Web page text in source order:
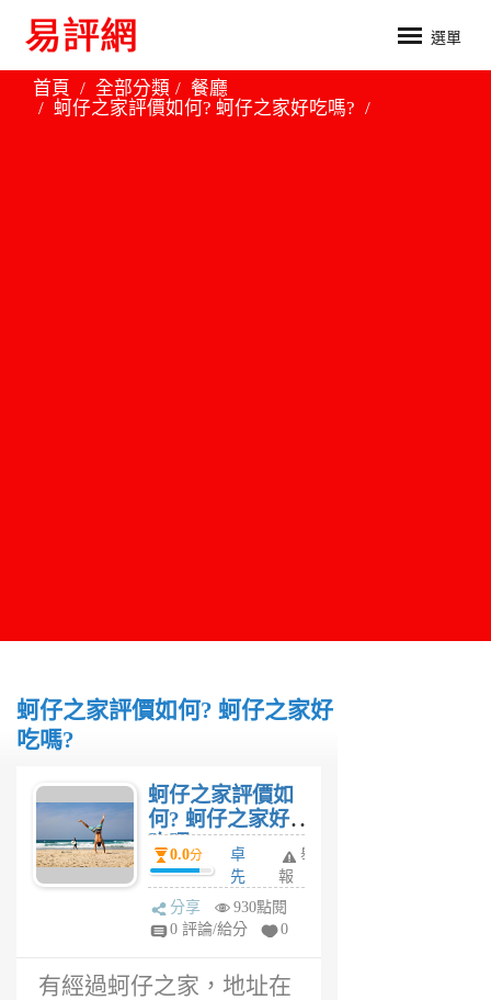
選單
首頁 全部分類
餐廳
蚵仔之家評價如何? 蚵仔之家好吃嗎?
蚵仔之家評價如何? 蚵仔之家好
吃嗎?
蚵仔之家評價如
何? 蚵仔之家好
吃嗎?
0.0分
卓
先
生
6
舉
報
分享
930點閱
0 評論/給分
0
有經過蚵仔之家，地址在